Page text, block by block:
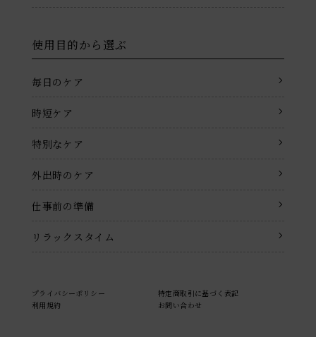
使用目的から選ぶ
毎日のケア
時短ケア
特別なケア
外出時のケア
仕事前の準備
リラックスタイム
プライバシーポリシー
特定商取引に基づく表記
利用規約
お問い合わせ